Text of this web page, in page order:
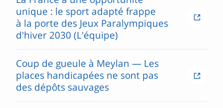
unique : le sport adapté frappe
à la porte des Jeux Paralympiques
d'hiver 2030 (L'équipe)
Coup de gueule à Meylan — Les
places handicapées ne sont pas
des dépôts sauvages